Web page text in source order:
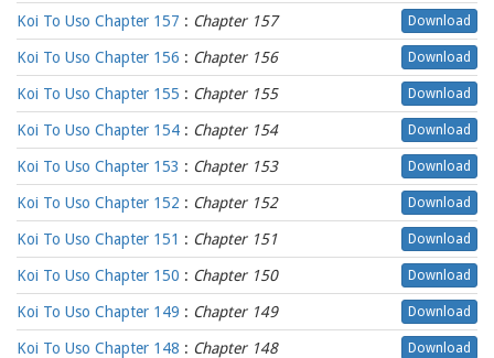
Koi To Uso Chapter 157 : Chapter 157 Download
Koi To Uso Chapter 156 : Chapter 156 Download
Koi To Uso Chapter 155 : Chapter 155 Download
Koi To Uso Chapter 154 : Chapter 154 Download
Koi To Uso Chapter 153 : Chapter 153 Download
Koi To Uso Chapter 152 : Chapter 152 Download
Koi To Uso Chapter 151 : Chapter 151 Download
Koi To Uso Chapter 150 : Chapter 150 Download
Koi To Uso Chapter 149 : Chapter 149 Download
Koi To Uso Chapter 148 : Chapter 148 Download